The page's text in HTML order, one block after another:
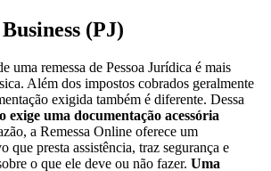
(PJ)
uma remessa de Pessoa Jurídica é mais
Além dos impostos cobrados geralmente
exigida também é diferente. Dessa
exige uma documentação acessória
a Remessa Online oferece um
que presta assistência, traz segurança e
o que ele deve ou não fazer. Uma